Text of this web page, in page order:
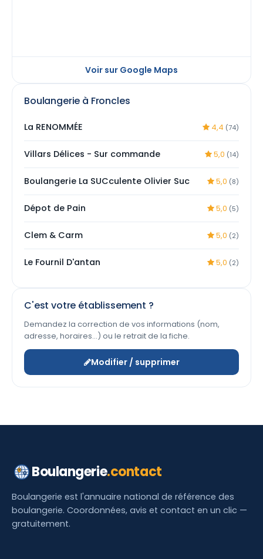
Voir sur Google Maps
Boulangerie à Froncles
La RENOMMÉE 4,4 (74)
Villars Délices - Sur commande 5,0 (14)
Boulangerie La SUCculente Olivier Suc 5,0 (8)
Dépot de Pain 5,0 (5)
Clem & Carm 5,0 (2)
Le Fournil D'antan 5,0 (2)
C'est votre établissement ?
Demandez la correction de vos informations (nom,
adresse, horaires…) ou le retrait de la fiche.
Modifier / supprimer
Boulangerie.contact
Boulangerie est l'annuaire national de référence des
boulangerie. Coordonnées, avis et contact en un clic —
gratuitement.